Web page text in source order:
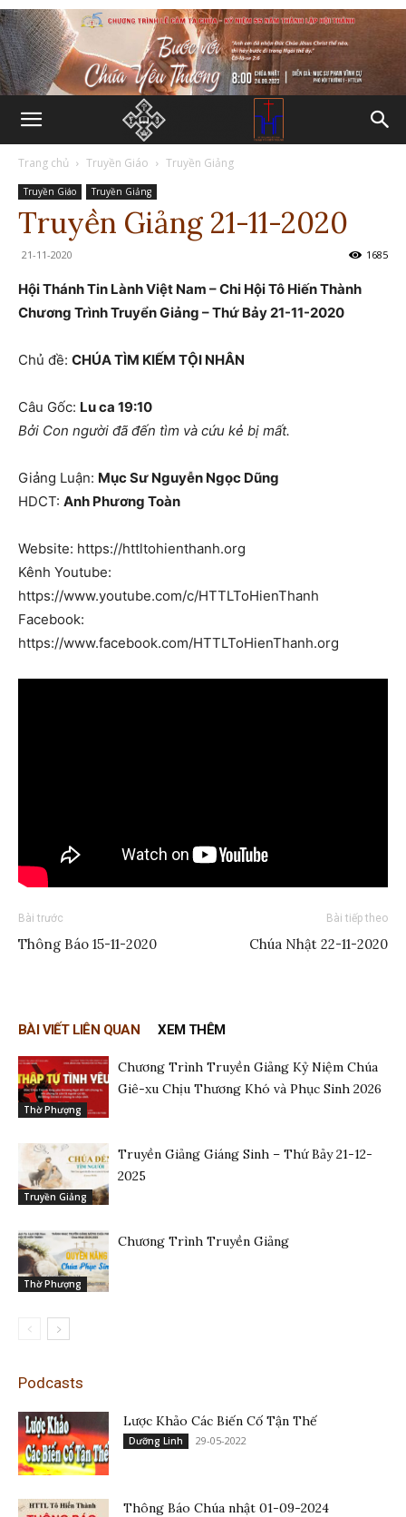
Trang chủ Truyền Giáo Truyền Giảng
Truyền Giáo Truyền Giảng
Truyền Giảng 21-11-2020
21-11-2020 1685
Hội Thánh Tin Lành Việt Nam – Chi Hội Tô Hiến Thành
Chương Trình Truyển Giảng – Thứ Bảy 21-11-2020
Chủ đề: CHÚA TÌM KIẾM TỘI NHÂN
Câu Gốc: Lu ca 19:10
Bởi Con người đã đến tìm và cứu kẻ bị mất.
Giảng Luận: Mục Sư Nguyễn Ngọc Dũng
HDCT: Anh Phương Toàn
Website: https://httltohienthanh.org
Kênh Youtube:
https://www.youtube.com/c/HTTLToHienThanh
Facebook:
https://www.facebook.com/HTTLToHienThanh.org
Bài trước
Thông Báo 15-11-2020
Bài tiếp theo
Chúa Nhật 22-11-2020
BÀI VIẾT LIÊN QUAN XEM THÊM
Thờ Phượng
Chương Trình Truyền Giảng Kỷ Niệm Chúa
Giê-xu Chịu Thương Khó và Phục Sinh 2026
Truyền Giảng
Truyền Giảng Giáng Sinh – Thứ Bảy 21-12-
2025
Thờ Phượng
Chương Trình Truyền Giảng
Podcasts
Lược Khảo Các Biến Cố Tận Thế
Dưỡng Linh 29-05-2022
Thông Báo Chúa nhật 01-09-2024